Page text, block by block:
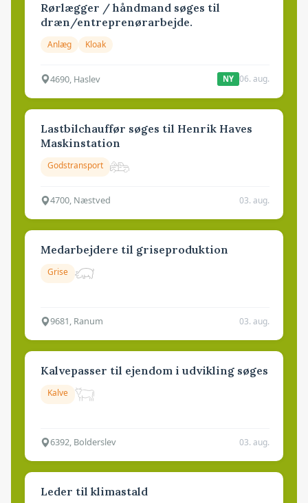
Rørlægger / håndmand søges til
dræn/entreprenørarbejde.
Anlæg Kloak
4690, Haslev NY 06. aug.
Lastbilchauffør søges til Henrik Haves
Maskinstation
Godstransport
4700, Næstved 03. aug.
Medarbejdere til griseproduktion
Grise
9681, Ranum 03. aug.
Kalvepasser til ejendom i udvikling søges
Kalve
6392, Bolderslev 03. aug.
Leder til klimastald